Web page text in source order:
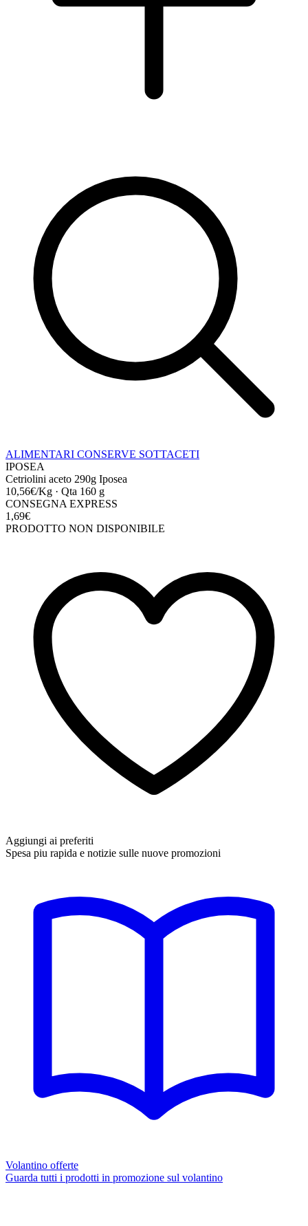
ALIMENTARI CONSERVE SOTTACETI
IPOSEA
Cetriolini aceto 290g Iposea
10,56€/Kg · Qta 160 g
CONSEGNA EXPRESS
1,69€
PRODOTTO NON DISPONIBILE
Aggiungi ai preferiti
Spesa piu rapida e notizie sulle nuove promozioni
Volantino offerte
Guarda tutti i prodotti in promozione sul volantino